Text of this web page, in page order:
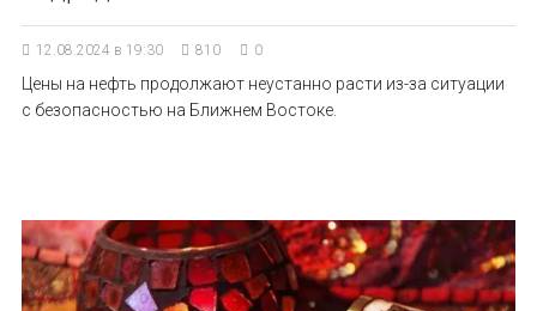
12.08.2024 в 19:30 810 0
Цены на нефть продолжают неустанно расти из-за ситуации
с безопасностью на Ближнем Востоке.